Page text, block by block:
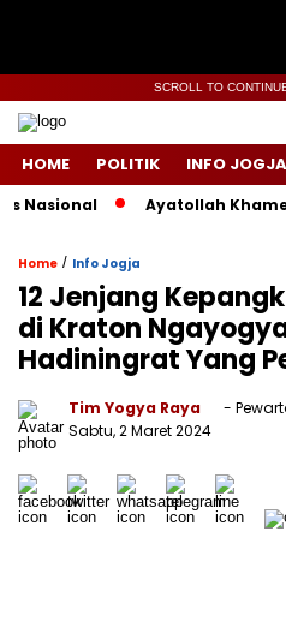
SCROLL TO
HOME POLITIK INFO JOGJA
Ayatollah
Home / Info Jogja
12 Jenjang
di Kraton
Hadiningrat Yang
Tim Yogya Raya
-
Sabtu, 2 Maret 2024